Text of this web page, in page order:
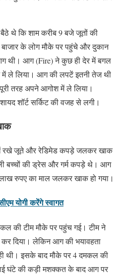
थे कि शाम करीब 9 बजे जूतों की
के लोग मौके पर पहुंचे और दुकान
थी। आग (Fire) ने कुछ ही देर में बगल
में ले लिया। आग की लपटें इतनी तेज थी
तरह अपने आगोश में ले लिया।
शॉर्ट सर्किट की वजह से लगी।
रखे जूते और रेडिमेड कपड़े जलकर खाक
बच्चों की ड्रेस और गर्म कपड़े थे। आग
रुपए का माल जलकर खाक हो गया।
योगी करेंगे स्वागत
की टीम मौके पर पहुंच गई। टीम ने
दिया। लेकिन आग की भयावहता
थी। इसके बाद मौके पर 4 दमकल की
घंटे की कड़ी मशक्कत के बाद आग पर